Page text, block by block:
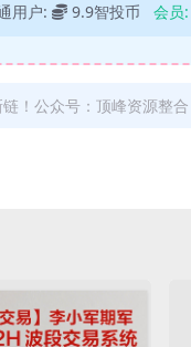
用户: 9.9智投币 会员:
！公众号：顶峰资源整合